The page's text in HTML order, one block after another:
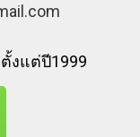
งแต่ปี1999